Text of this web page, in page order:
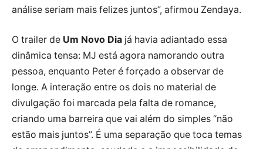
análise seriam mais felizes juntos”, afirmou Zendaya.
O trailer de Um Novo Dia já havia adiantado essa
dinâmica tensa: MJ está agora namorando outra
pessoa, enquanto Peter é forçado a observar de
longe. A interação entre os dois no material de
divulgação foi marcada pela falta de romance,
criando uma barreira que vai além do simples “não
estão mais juntos”. É uma separação que toca temas